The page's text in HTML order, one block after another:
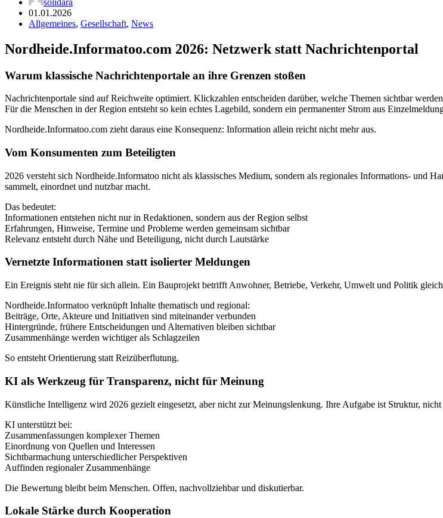
01.01.2026
Allgemeines, Gesellschaft, News
Nordheide.Informatoo.com 2026: Netzwerk statt Nachrichtenportal
Warum klassische Nachrichtenportale an ihre Grenzen stoßen
Nachrichtenportale sind auf Reichweite optimiert. Klickzahlen entscheiden darüber, welche Themen sichtbar
Für die Menschen in der Region entsteht so kein echtes Lagebild, sondern ein permanenter Strom aus
Nordheide.Informatoo.com zieht daraus eine Konsequenz: Information allein reicht nicht mehr aus.
Vom Konsumenten zum Beteiligten
2026 versteht sich Nordheide.Informatoo nicht als klassisches Medium, sondern als regionales Informations- und
sammelt, einordnet und nutzbar macht.
Das bedeutet:
Informationen entstehen nicht nur in Redaktionen, sondern aus der Region selbst
Erfahrungen, Hinweise, Termine und Probleme werden gemeinsam sichtbar
Relevanz entsteht durch Nähe und Beteiligung, nicht durch Lautstärke
Vernetzte Informationen statt isolierter Meldungen
Ein Ereignis steht nie für sich allein. Ein Bauprojekt betrifft Anwohner, Betriebe, Verkehr, Umwelt und Politik
Nordheide.Informatoo verknüpft Inhalte thematisch und regional:
Beiträge, Orte, Akteure und Initiativen sind miteinander verbunden
Hintergründe, frühere Entscheidungen und Alternativen bleiben sichtbar
Zusammenhänge werden wichtiger als Schlagzeilen
So entsteht Orientierung statt Reizüberflutung.
KI als Werkzeug für Transparenz, nicht für Meinung
Künstliche Intelligenz wird 2026 gezielt eingesetzt, aber nicht zur Meinungslenkung. Ihre Aufgabe ist Struktur,
KI unterstützt bei:
Zusammenfassungen komplexer Themen
Einordnung von Quellen und Interessen
Sichtbarmachung unterschiedlicher Perspektiven
Auffinden regionaler Zusammenhänge
Die Bewertung bleibt beim Menschen. Offen, nachvollziehbar und diskutierbar.
Lokale Stärke durch Kooperation